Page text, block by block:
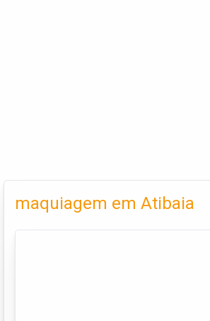
maquiagem em Atibaia